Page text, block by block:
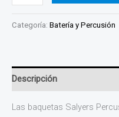
Categoría: Batería y Percusión
Descripción
Las baquetas Salyers